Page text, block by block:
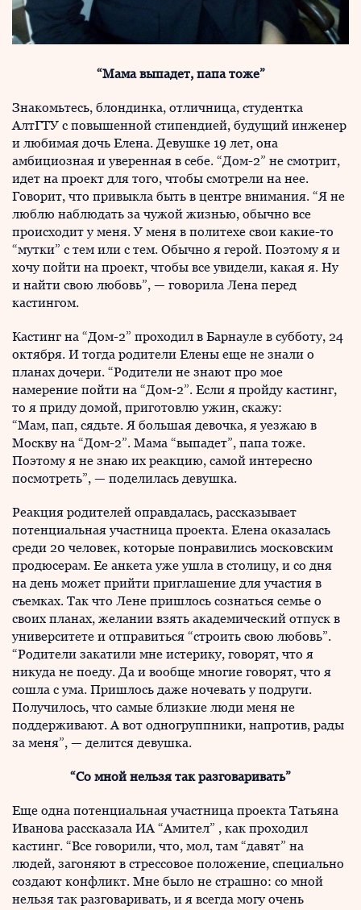
“Мама выпадет, папа тоже”
Знакомьтесь, блондинка, отличница, студентка
АлтГТУ с повышенной стипендией, будущий инженер
и любимая дочь Елена. Девушке 19 лет, она
амбициозная и уверенная в себе. “Дом-2” не смотрит,
идет на проект для того, чтобы смотрели на нее.
Говорит, что привыкла быть в центре внимания. “Я не
люблю наблюдать за чужой жизнью, обычно все
происходит у меня. У меня в политехе свои какие-то
“мутки” с тем или с тем. Обычно я герой. Поэтому я и
хочу пойти на проект, чтобы все увидели, какая я. Ну
и найти свою любовь”, — говорила Лена перед
кастингом.
Кастинг на “Дом-2” проходил в Барнауле в субботу, 24
октября. И тогда родители Елены еще не знали о
планах дочери. “Родители не знают про мое
намерение пойти на “Дом-2”. Если я пройду кастинг,
то я приду домой, приготовлю ужин, скажу:
“Мам, пап, сядьте. Я большая девочка, я уезжаю в
Москву на “Дом-2”. Мама “выпадет”, папа тоже.
Поэтому я не знаю их реакцию, самой интересно
посмотреть”, — поделилась девушка.
Реакция родителей оправдалась, рассказывает
потенциальная участница проекта. Елена оказалась
среди 20 человек, которые понравились московским
продюсерам. Ее анкета уже ушла в столицу, и со дня
на день может прийти приглашение для участия в
съемках. Так что Лене пришлось сознаться семье о
своих планах, желании взять академический отпуск в
университете и отправиться “строить свою любовь”.
“Родители закатили мне истерику, говорят, что я
никуда не поеду. Да и вообще многие говорят, что я
сошла с ума. Пришлось даже ночевать у подруги.
Получилось, что самые близкие люди меня не
поддерживают. А вот одногруппники, напротив, рады
за меня”, — делится девушка.
“Со мной нельзя так разговаривать”
Еще одна потенциальная участница проекта Татьяна
Иванова рассказала ИА “Амител” , как проходил
кастинг. “Все говорили, что, мол, там “давят” на
людей, загоняют в стрессовое положение, специально
создают конфликт. Мне было не страшно: со мной
нельзя так разговаривать, и я всегда могу очень